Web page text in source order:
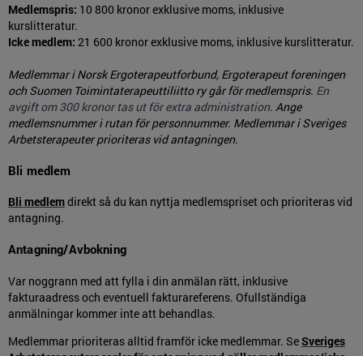
Medlemspris: 10 800 kronor exklusive moms, inklusive
kurslitteratur.
Icke medlem: 21 600 kronor exklusive moms, inklusive kurslitteratur.
Medlemmar i Norsk Ergoterapeutforbund, Ergoterapeut foreningen
och Suomen Toimintaterapeuttiliitto ry går för medlemspris. En
avgift om 300 kronor tas ut för extra administration. Ange
medlemsnummer i rutan för personnummer. Medlemmar i Sveriges
Arbetsterapeuter prioriteras vid antagningen.
Bli medlem
Bli medlemdirekt så du kan nyttja medlemspriset och prioriteras vid
antagning.
Antagning/Avbokning
Var noggrann med att fylla i din anmälan rätt, inklusive
fakturaadress och eventuell fakturareferens. Ofullständiga
anmälningar kommer inte att behandlas.
Medlemmar prioriteras alltid framför icke medlemmar. SeSveriges